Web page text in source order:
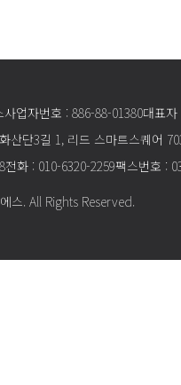
사업자번호 : 886-88-01380대표
산단3길 1, 리드 스마트스퀘어
전화 : 010-6320-2259팩스번호 :
스. All Rights Reserved.